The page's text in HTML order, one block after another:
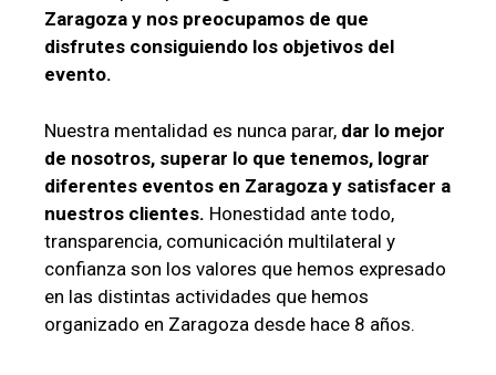
Zaragoza y nos preocupamos de que
disfrutes consiguiendo los objetivos del
evento.
Nuestra mentalidad es nunca parar, dar lo mejor
de nosotros, superar lo que tenemos, lograr
diferentes eventos en Zaragoza y satisfacer a
nuestros clientes. Honestidad ante todo,
transparencia, comunicación multilateral y
confianza son los valores que hemos expresado
en las distintas actividades que hemos
organizado en Zaragoza desde hace 8 años.